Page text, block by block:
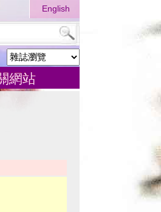
English
網站